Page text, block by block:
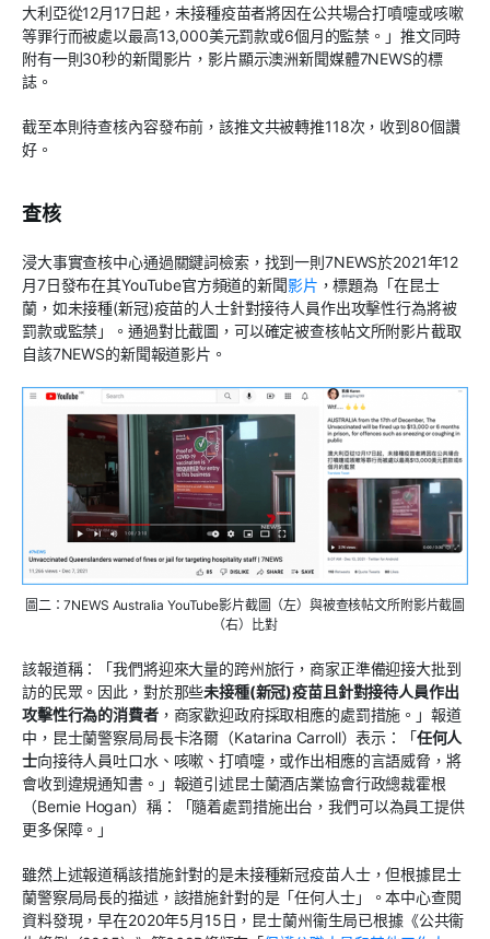
大利亞從12月17日起，未接種疫苗者將因在公共場合打噴嚏或咳嗽
等罪行而被處以最高13,000美元罰款或6個月的監禁。」推文同時
附有一則30秒的新聞影片，影片顯示澳洲新聞媒體7NEWS的標
誌。
截至本則待查核內容發布前，該推文共被轉推118次，收到80個讚
好。
查核
浸大事實查核中心通過關鍵詞檢索，找到一則7NEWS於2021年12
月7日發布在其YouTube官方頻道的新聞影片 ，標題為「在昆士
蘭，如未接種(新冠)疫苗的人士針對接待人員作出攻擊性行為將被
罰款或監禁」。通過對比截圖，可以確定被查核帖文所附影片截取
自該7NEWS的新聞報道影片。
圖二：7NEWS Australia YouTube影片截圖（左）與被查核帖文所附影片截圖
（右）比對
該報道稱：「我們將迎來大量的跨州旅行，商家正準備迎接大批到
訪的民眾。因此，對於那些未接種(新冠)疫苗且針對接待人員作出
攻擊性行為的消費者，商家歡迎政府採取相應的處罰措施。」報道
中，昆士蘭警察局局長卡洛爾（Katarina Carroll）表示：「任何人
士向接待人員吐口水、咳嗽、打噴嚏，或作出相應的言語威脅，將
會收到違規通知書。」報道引述昆士蘭酒店業協會行政總裁霍根
（Bernie Hogan）稱：「隨着處罰措施出台，我們可以為員工提供
更多保障。」
雖然上述報道稱該措施針對的是未接種新冠疫苗人士，但根據昆士
蘭警察局局長的描述，該措施針對的是「任何人士」。本中心查閱
資料發現，早在2020年5月15日，昆士蘭州衞生局已根據《公共衞